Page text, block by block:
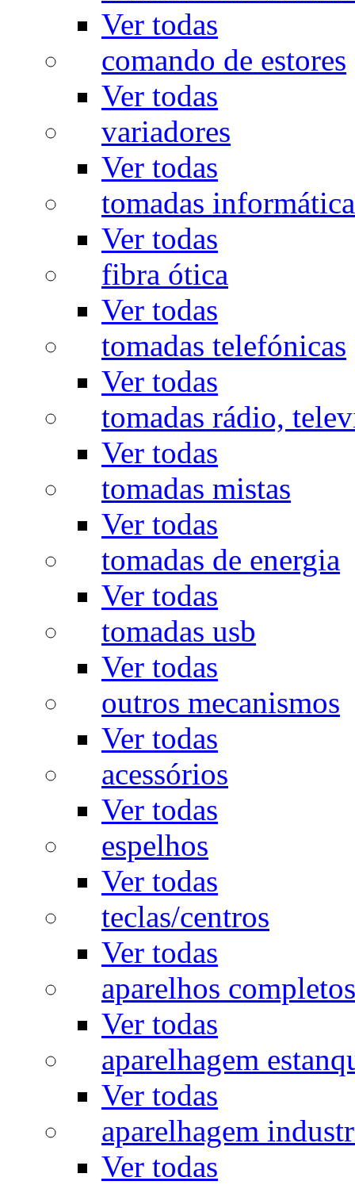
Ver todas
comando de estores
Ver todas
variadores
Ver todas
tomadas
Ver todas
fibra ótica
Ver todas
tomadas telefónicas
Ver todas
tomadas rádio,
Ver todas
tomadas mistas
Ver todas
tomadas de energia
Ver todas
tomadas usb
Ver todas
outros mecanismos
Ver todas
acessórios
Ver todas
espelhos
Ver todas
teclas/centros
Ver todas
aparelhos completos
Ver todas
aparelhagem
Ver todas
aparelhagem
Ver todas